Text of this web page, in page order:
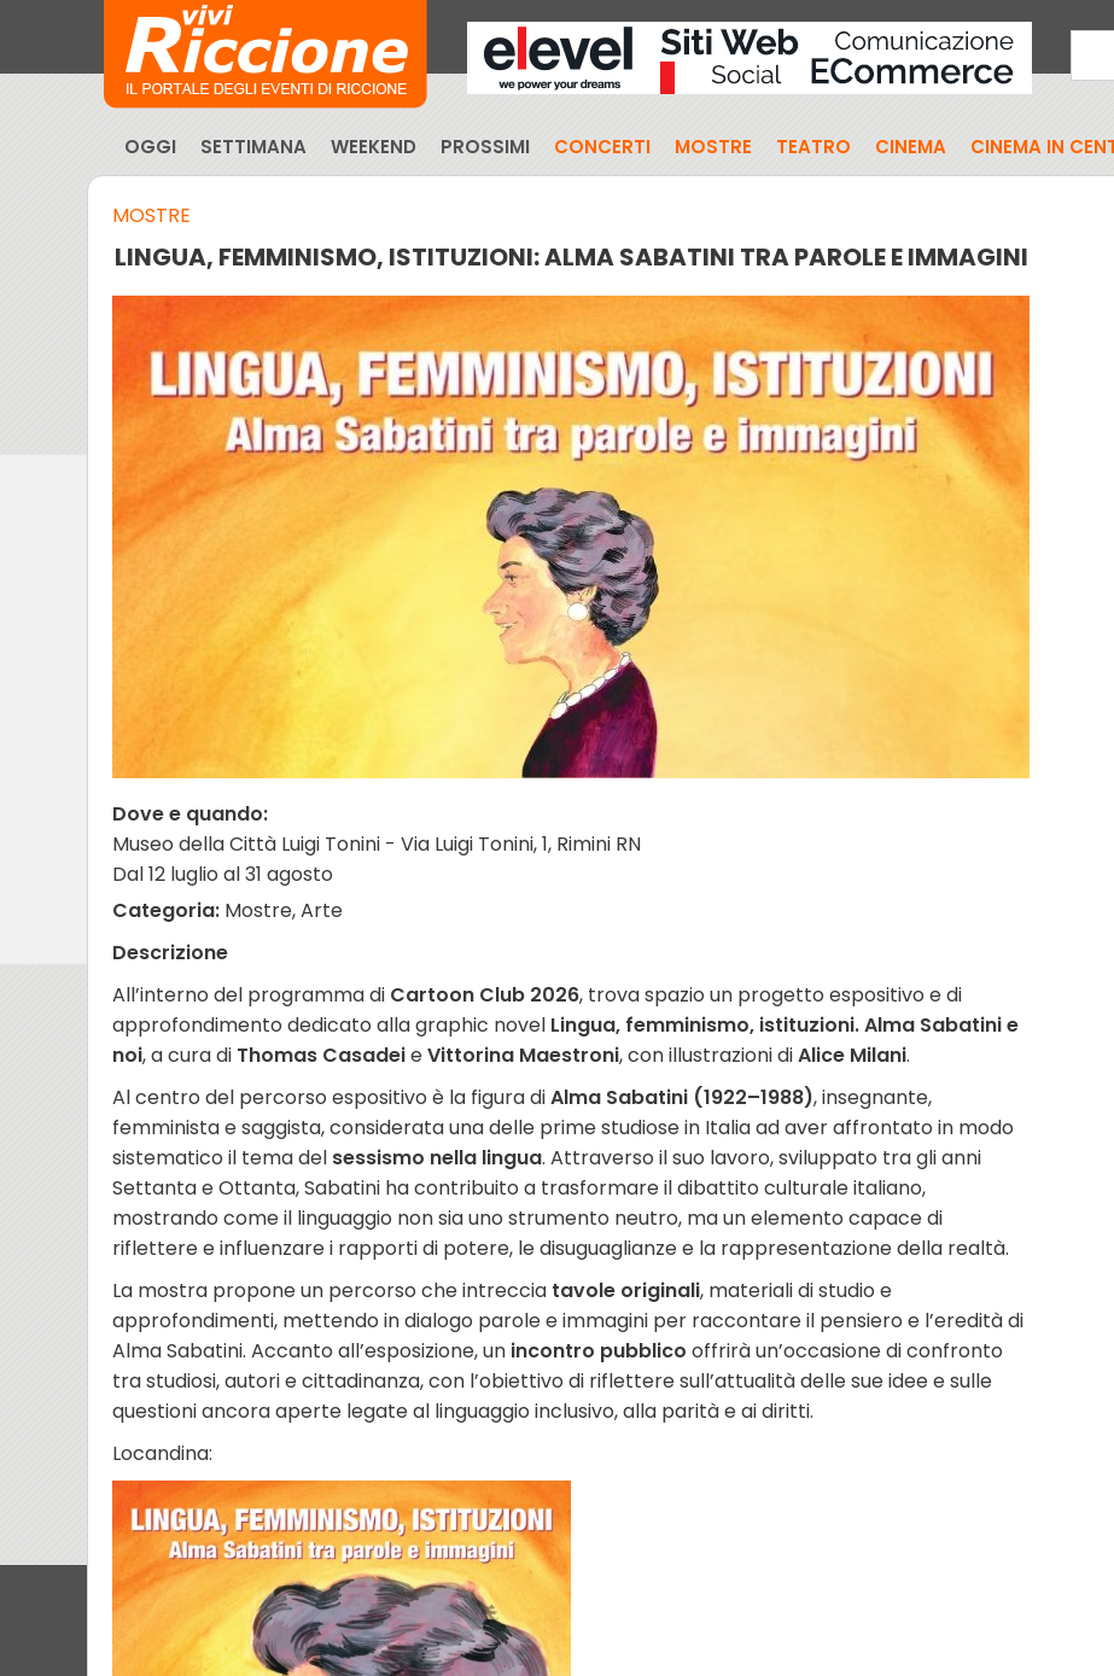
OGGI SETTIMANA WEEKEND PROSSIMI CONCERTI MOSTRE TEATRO CINEMA CINEMA IN
MOSTRE
LINGUA, FEMMINISMO, ISTITUZIONI: ALMA SABATINI TRA PAROLE E IMMAGINI
Dove e quando:
Museo della Città Luigi Tonini - Via Luigi Tonini, 1, Rimini RN
Dal 12 luglio al 31 agosto
Categoria: Mostre, Arte
Descrizione
All’interno del programma di Cartoon Club 2026, trova spazio un progetto espositivo e di
approfondimento dedicato alla graphic novel Lingua, femminismo, istituzioni. Alma Sabatini e
noi, a cura di Thomas CasadeieVittorina Maestroni, con illustrazioni diAlice Milani.
Al centro del percorso espositivo è la figura diAlma Sabatini (1922–1988), insegnante,
femminista e saggista, considerata una delle prime studiose in Italia ad aver affrontato in modo
sistematico il tema del sessismo nella lingua. Attraverso il suo lavoro, sviluppato tra gli anni
Settanta e Ottanta, Sabatini ha contribuito a trasformare il dibattito culturale italiano,
mostrando come il linguaggio non sia uno strumento neutro, ma un elemento capace di
riflettere e influenzare i rapporti di potere, le disuguaglianze e la rappresentazione della realtà.
La mostra propone un percorso che intreccia tavole originali, materiali di studio e
approfondimenti, mettendo in dialogo parole e immagini per raccontare il pensiero e l’eredità di
Alma Sabatini. Accanto all’esposizione, un incontro pubblico offrirà un’occasione di confronto
tra studiosi, autori e cittadinanza, con l’obiettivo di riflettere sull’attualità delle sue idee e sulle
questioni ancora aperte legate al linguaggio inclusivo, alla parità e ai diritti.
Locandina: